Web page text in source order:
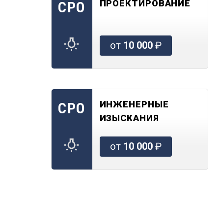
СРО ПРОЕКТИРОВАНИЕ
от 10 000₽
СРО
ИНЖЕНЕРНЫЕ
ИЗЫСКАНИЯ
от 10 000₽